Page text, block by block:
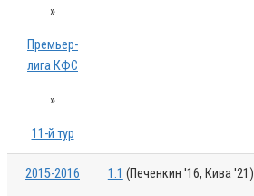
»
Премьер-
лига КФС
»
11-й тур
2015-2016 1:1 (Печенкин '16, Кива '21)